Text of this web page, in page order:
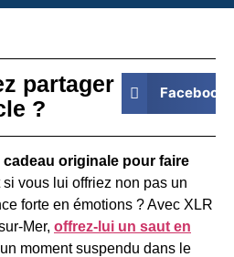
partager
?
Facebook
cadeau originale pour faire
si vous lui offriez non pas un
forte en émotions ? Avec XLR
Mer, offrez-lui un saut en
moment suspendu dans le